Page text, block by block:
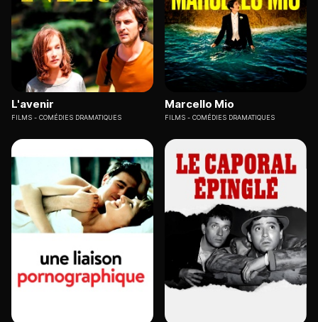
L'avenir
FILMS COMÉDIES DRAMATIQUES
Marcello Mio
FILMS COMÉDIES DRAMATIQUES